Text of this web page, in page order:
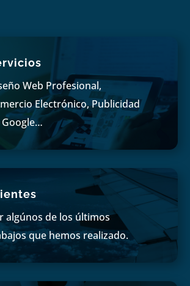
Web Profesional,
Electrónico, Publicidad
Google…
algúnos de los últimos
que hemos realizado.